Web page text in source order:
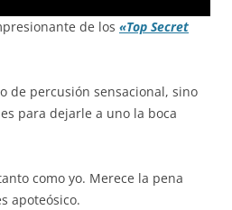
de los «Top Secret
de percusión sensacional, sino
para dejarle a uno la boca
como yo. Merece la pena
apoteósico.